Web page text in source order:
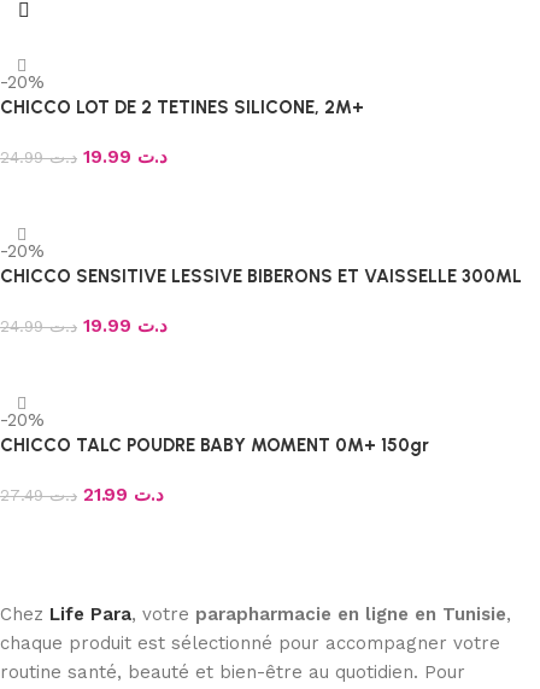
-20%
CHICCO LOT DE 2 TETINES SILICONE, 2M+
د.ت24.99 د.ت
-20%
CHICCO SENSITIVE LESSIVE BIBERONS ET VAISSELLE 300ML
د.ت24.99 د.ت
-20%
CHICCO TALC POUDRE BABY MOMENT 0M+ 150gr
د.ت27.49 د.ت
Chez Life Para, votre parapharmacie en ligne en Tunisie,
chaque produit est sélectionné pour accompagner votre
routine santé, beauté et bien-être au quotidien. Pour